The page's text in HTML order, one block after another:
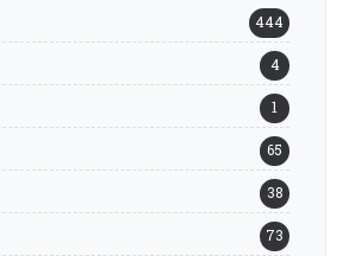
444
4
1
65
38
73